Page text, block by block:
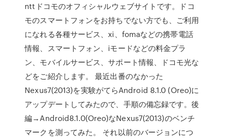
nttドコモのオフィシャルウェブサイトです。ドコ
モのスマートフォンをお持ちでない方でも、ご利用
になれる各種サービス、xi、fomaなどの携帯電話
情報、スマートフォン、iモードなどの料金プラ
ン、モバイルサービス、サポート情報、ドコモ光な
どをご紹介します。 最近出番のなかった
Nexus7(2013)を実験がてらAndroid 8.1.0 (Oreo)に
アップデートしてみたので、手順の備忘録です。後
編→Android8.1.0(Oreo)なNexus7(2013)のベンチ
マークを測ってみた。 それ以前のバージョンにつ